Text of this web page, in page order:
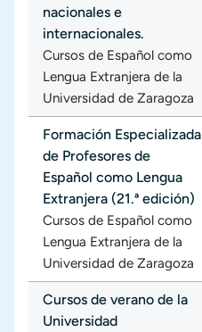
nacionales e
internacionales.
Cursos de Español como
Lengua Extranjera de la
Universidad de Zaragoza
Formación Especializada
de Profesores de
Español como Lengua
Extranjera (21.ª edición)
Cursos de Español como
Lengua Extranjera de la
Universidad de Zaragoza
Cursos de verano de la
Universidad